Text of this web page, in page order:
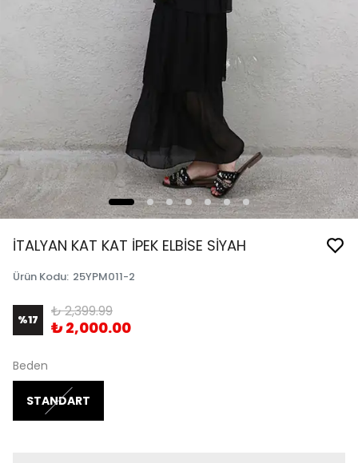
İTALYAN KAT KAT İPEK ELBİSE SİYAH
Ürün Kodu: 25YPM011-2
%17 ₺ 2,399.99
₺ 2,000.00
Beden
STANDART